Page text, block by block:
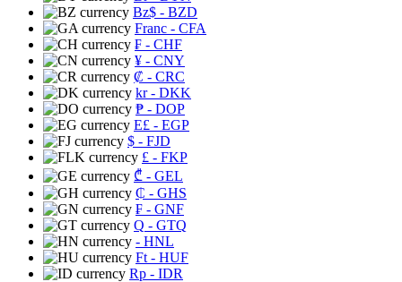
Bz$ - BZD
Franc - CFA
₣ - CHF
¥ - CNY
₡ - CRC
kr- DKK
₱ - DOP
E£ - EGP
$ - FJD
£ - FKP
₾ - GEL
₵ - GHS
₣ - GNF
Q - GTQ
- HNL
Ft - HUF
Rp - IDR